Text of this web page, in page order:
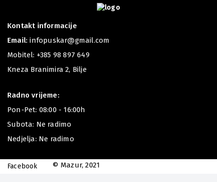
Kontakt informacije
Email:infopuskar@gmail.com
Mobitel: +385 98 897 649
Kneza Branimira 2, Bilje
Radno vrijeme:
Pon-Pet: 08:00 - 16:00h
Subota: Ne radimo
Nedjelja: Ne radimo
Facebook © Mazur, 2021